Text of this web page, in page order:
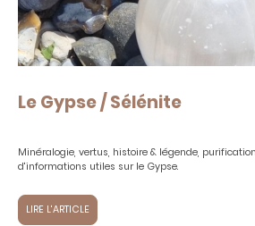
Le Gypse / Sélénite
Minéralogie, vertus, histoire & légende,
d'informations utiles sur le Gypse.
LIRE L'ARTICLE